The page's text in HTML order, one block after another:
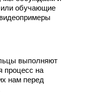
или обучающие
выполняют
процесс на
нам перед